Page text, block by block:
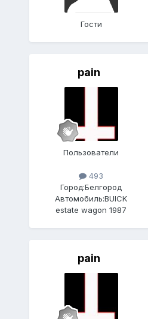
Гости
pain
Пользователи
493
Город:Белгород
Автомобиль:BUICK
estate wagon 1987
pain